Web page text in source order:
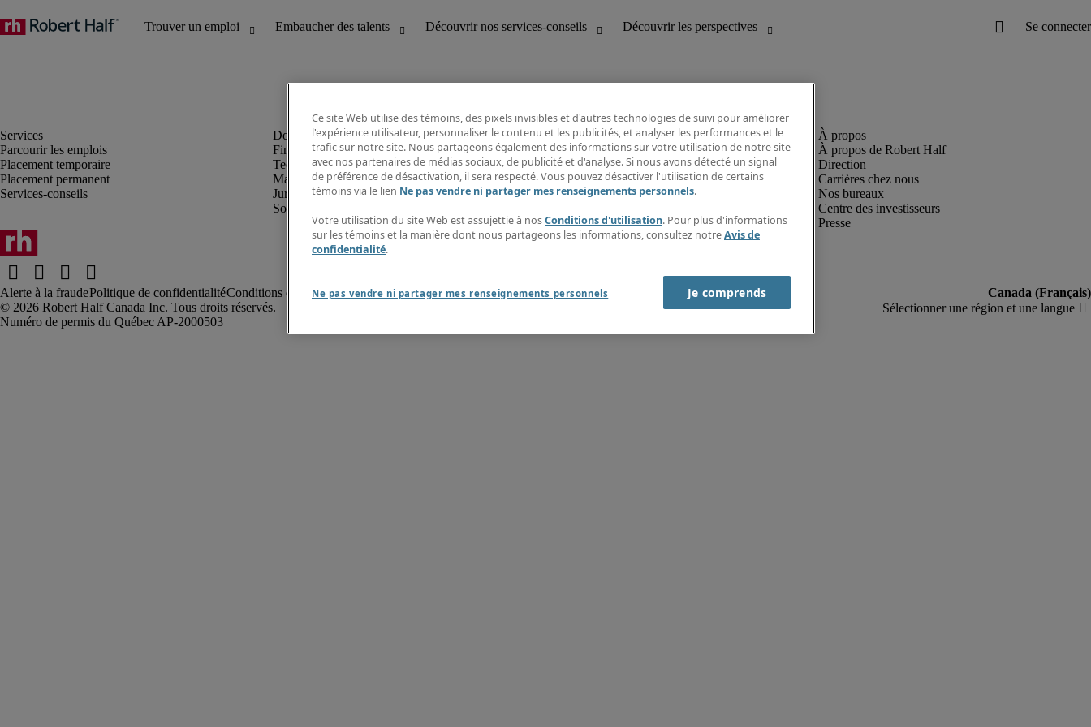
Parcourir les emplois
Placement temporaire
Placement permanent
Services-conseils
Finance et comptabilité
Technologie
Marketing et création
Juridique
Soutien administratif et à la clientèle
Découvrir les perspectives
Répertoire d’emplois
Guide salarial
Rapports de temps
Contactez-nous
À propos de Robert Half
Direction
Carrières chez nous
Nos bureaux
Centre des investisseurs
Presse
Alerte à la fraudePolitique de confidentialitéConditions d’utilisation Rapport sur l'esclavage moderne
Robert Half Canada Inc. Tous droits réservés.
Ce site Web utilise des témoins, des pixels invisibles et d'autres technologies de suivi pour améliorer
l'expérience utilisateur, personnaliser le contenu et les publicités, et analyser les performances et le
trafic sur notre site. Nous partageons également des informations sur votre utilisation de notre site
avec nos partenaires de médias sociaux, de publicité et d'analyse. Si nous avons détecté un signal
de préférence de désactivation, il sera respecté. Vous pouvez désactiver l'utilisation de certains
témoins via le lien Ne pas vendre ni partager mes renseignements personnels.
Votre utilisation du site Web est assujettie à nosConditions d'utilisation. Pour plus d'informations
sur les témoins et la manière dont nous partageons les informations, consultez notreAvis de
confidentialité.
Ne pas vendre ni partager mes renseignements personnels Je comprends